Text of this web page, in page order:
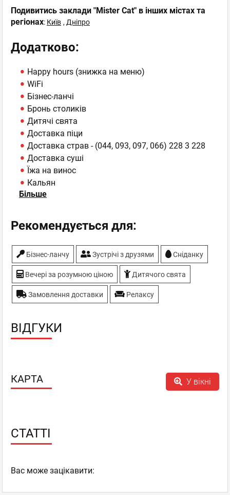
Подивитись заклади "Mister Cat" в інших містах та
регіонах: Київ , Дніпро
Додатково:
Happy hours (знижка на меню)
WiFi
Бізнес-ланчі
Бронь столиків
Дитячі свята
Доставка піци
Доставка страв - (044, 093, 097, 066) 228 3 228
Доставка суші
Їжа на винос
Кальян
Сніданки
Більше
Рекомендується для:
Бiзнес-ланчу Зустрічі з друзями Сніданку
Вечері за розумною ціною Дитячого свята
Замовлення доставки Релаксу
ВІДГУКИ
КАРТА У вікні
СТАТТІ
Вас може зацікавити: